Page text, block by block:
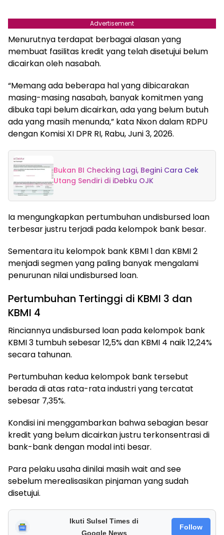
Advertisement
Menurutnya terdapat berbagai alasan yang
membuat fasilitas kredit yang telah disetujui belum
dicairkan oleh nasabah.
“Memang ada beberapa hal yang dibicarakan
masing-masing nasabah, banyak komitmen yang
dibuka tapi belum dicairkan, ada yang belum butuh
ada yang masih menunda,” kata Nixon dalam RDPU
dengan Komisi XI DPR RI, Rabu, Juni 3, 2026.
Bukan BI Checking Lagi, Begini Cara Cek
Utang Sendiri di iDebku OJK
Ia mengungkapkan pertumbuhan undisbursed loan
terbesar justru terjadi pada kelompok bank besar.
Sementara itu kelompok bank KBMI 1 dan KBMI 2
menjadi segmen yang paling banyak mengalami
penurunan nilai undisbursed loan.
Pertumbuhan Tertinggi di KBMI 3 dan
KBMI 4
Rinciannya undisbursed loan pada kelompok bank
KBMI 3 tumbuh sebesar 12,5% dan KBMI 4 naik 12,24%
secara tahunan.
Pertumbuhan kedua kelompok bank tersebut
berada di atas rata-rata industri yang tercatat
sebesar 7,35%.
Kondisi ini menggambarkan bahwa sebagian besar
kredit yang belum dicairkan justru terkonsentrasi di
bank-bank dengan modal inti besar.
Para pelaku usaha dinilai masih wait and see
sebelum merealisasikan pinjaman yang sudah
disetujui.
Ikuti Sulsel Times di
Google News
Follow